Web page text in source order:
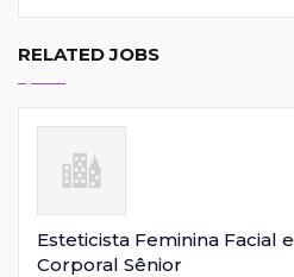
RELATED JOBS
Esteticista Feminina Facial e
Corporal Sênior